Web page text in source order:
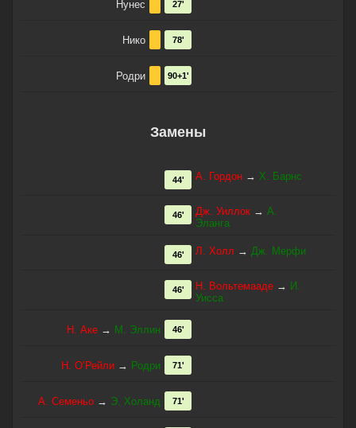
Нунес 27'
Нико 78'
Родри 90+1'
Замены
А. Гордон → Х. Барнс
44'
Дж. Уиллок → А.
Эланга
46'
Л. Холл → Дж. Мерфи
46'
Н. Вольтемааде → И.
Уисса
46'
Н. Аке → М. Эллин 46'
Н. О’Рейли → Родри 71'
А. Семеньо → Э. Холанд 71'